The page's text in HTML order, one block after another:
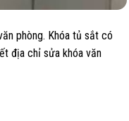
phòng. Khóa tủ sắt có
địa chỉ sửa khóa văn